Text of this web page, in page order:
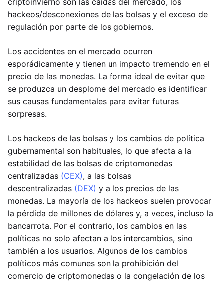
criptoinvierno son las caídas del mercado, los
hackeos/desconexiones de las bolsas y el exceso de
regulación por parte de los gobiernos.
Los accidentes en el mercado ocurren
esporádicamente y tienen un impacto tremendo en el
precio de las monedas. La forma ideal de evitar que
se produzca un desplome del mercado es identificar
sus causas fundamentales para evitar futuras
sorpresas.
Los hackeos de las bolsas y los cambios de política
gubernamental son habituales, lo que afecta a la
estabilidad de las bolsas de criptomonedas
centralizadas (CEX), a las bolsas
descentralizadas (DEX) y a los precios de las
monedas. La mayoría de los hackeos suelen provocar
la pérdida de millones de dólares y, a veces, incluso la
bancarrota. Por el contrario, los cambios en las
políticas no solo afectan a los intercambios, sino
también a los usuarios. Algunos de los cambios
políticos más comunes son la prohibición del
comercio de criptomonedas o la congelación de los